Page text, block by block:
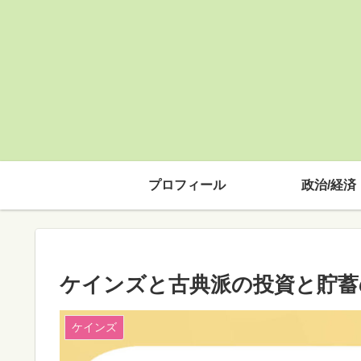
プロフィール 政治/経済
ケインズと古典派の投資と貯
ケインズ